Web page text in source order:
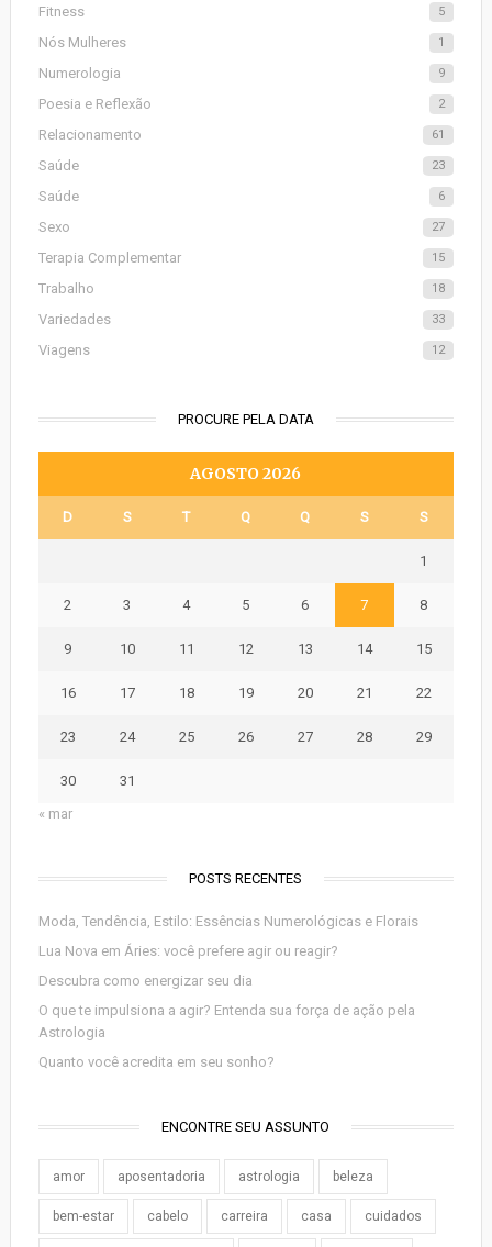
Fitness 5
Nós Mulheres 1
Numerologia 9
Poesia e Reflexão 2
Relacionamento 61
Saúde 23
Saúde 6
Sexo 27
Terapia Complementar 15
Trabalho 18
Variedades 33
Viagens 12
PROCURE PELA DATA
AGOSTO 2026
D S T Q Q S S
1
2 3 4 5 6 7 8
9 10 11 12 13 14 15
16 17 18 19 20 21 22
23 24 25 26 27 28 29
30
31
« mar
POSTS RECENTES
Moda, Tendência, Estilo: Essências Numerológicas e Florais
Lua Nova em Áries: você prefere agir ou reagir?
Descubra como energizar seu dia
O que te impulsiona a agir? Entenda sua força de ação pela
Astrologia
Quanto você acredita em seu sonho?
ENCONTRE SEU ASSUNTO
amor aposentadoria astrologia beleza
bem-estar cabelo carreira casa cuidados